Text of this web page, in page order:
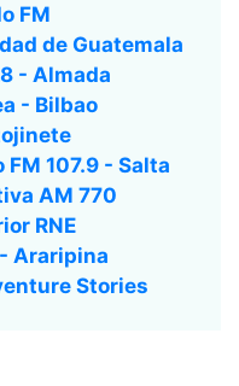
FM
de Guatemala
- Almada
- Bilbao
107.9 - Salta
AM 770
RNE
Araripina
Stories